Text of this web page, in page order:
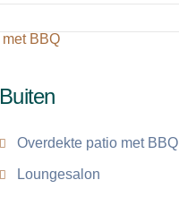
Buiten
Overdekte patio met BBQ
Loungesalon